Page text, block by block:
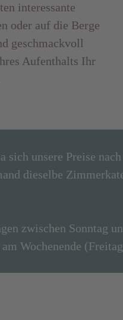
interessante
oder auf die Berge
geschmackvoll
Aufenthalts Ihr
unsere Preise
dieselbe
zwischen Sonntag
Wochenende